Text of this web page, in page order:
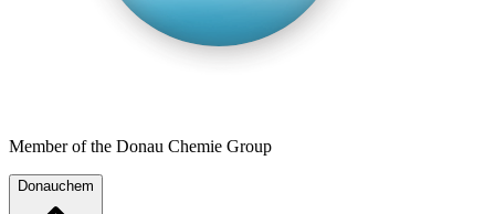
Member of the Donau Chemie Group
Donauchem